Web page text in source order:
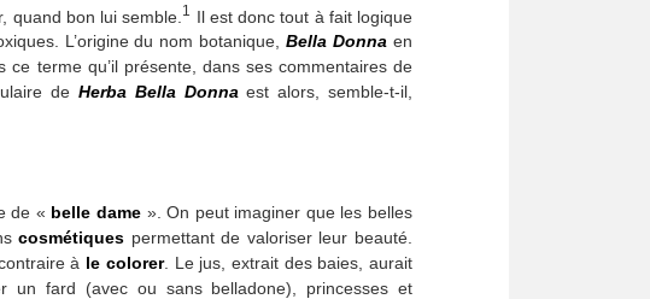
quand bon lui semble. 1
Il est donc tout à fait logique
L’origine du nom botanique,Bella Donna en
ce terme qu’il présente, dans ses commentaires de
de Herba Bella Donnaest alors, semble-t-il,
de « belle dame». On peut imaginer que les belles
cosmétiques permettant de valoriser leur beauté.
à le colorer. Le jus, extrait des baies, aurait
un fard (avec ou sans belladone), princesses et